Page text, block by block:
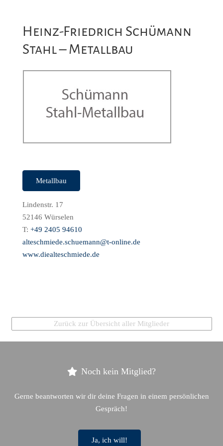
Heinz-Friedrich Schümann
Stahl – Metallbau
Metallbau
Lindenstr. 17
52146 Würselen
T: +49 2405 94610
alteschmiede.schuemann@t-online.de
www.diealteschmiede.de
Zurück zur Übersicht aller Mitglieder
Noch kein Mitglied?
Gerne beantworten wir dir deine Fragen in einem persönlichen
Gespräch!
Ja, ich will!